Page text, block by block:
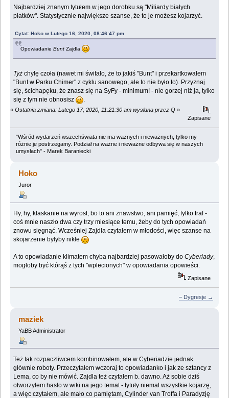
Najbardziej znanym tytułem w jego dorobku są "Miliardy białych
płatków". Statystycznie największe szanse, że to je możesz kojarzyć.
Cytat: Hoko w Lutego 16, 2020, 08:46:47 pm
OpowiadanieBunt Zajdla
Tyż chylę czoła (nawet mi świtało, że to jakiś "Bunt" i przekartkowałem
"Bunt w Parku Chimer" z cyklu sanowego, ale to nie było to). Przyznaj
się, ścichapęku, że znasz się na SyFy - minimum! - nie gorzej niż ja, tylko
się z tym nie obnosisz
.
« Ostatnia zmiana: Lutego 17, 2020, 11:21:30 am wysłana przez Q »
Zapisane
"Wśród wydarzeń wszechświata nie ma ważnych i nieważnych, tylko my
różnie je postrzegamy. Podział na ważne i nieważne odbywa się w naszych
umysłach" - Marek Baraniecki
Hoko
Juror
Hy, hy, klaskanie na wyrost, bo to ani znawstwo, ani pamięć, tylko traf -
coś mnie naszło dwa czy trzy miesiące temu, żeby do tych opowiadań
znowu sięgnąć. Wcześniej Zajdla czytałem w młodości, więc szanse na
skojarzenie byłyby nikłe
A to opowiadanie klimatem chyba najbardziej pasowałoby doCyberiady,
mogłoby być którąś z tych "wplecionych" w opowiadania opowieści.
Zapisane
– Dygresje →
maziek
YaBB Administrator
Też tak rozpaczliwcem kombinowałem, ale w Cyberiadzie jednak
głównie roboty. Przeczytałem wczoraj to opowiadanko i jak ze sztancy z
Lema, co by nie mówić. Zajdla też czytałem b. dawno. Aż sobie dziś
otworzyłem hasło w wiki na jego temat - tytuły niemal wszystkie kojarzę,
a więc czytałem, ale mało co pamiętam, Cylinder van Troffa i Paradyzję